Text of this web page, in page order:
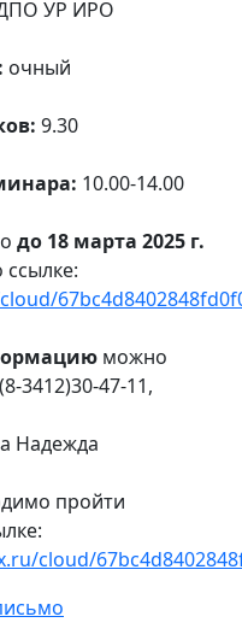
ДПО УР ИРО
очный
9.30
10.00-14.00
до 18 марта 2025 г.
можно
3412)30-47-11,
Надежда
пройти
cloud/